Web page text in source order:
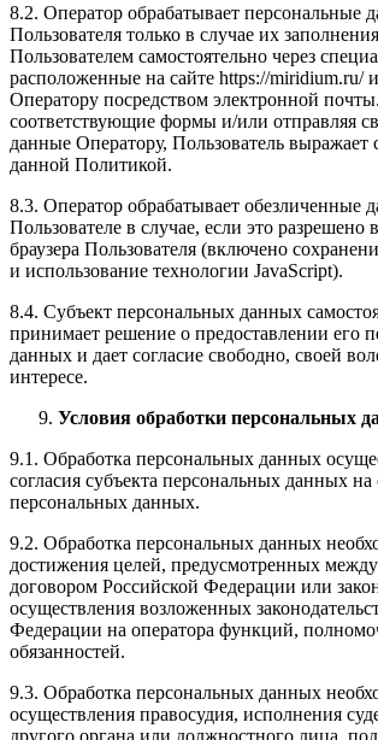
8.2. Оператор обрабатывает персональные
Пользователя только в случае их
Пользователем самостоятельно через
расположенные на сайте https://miridium.ru/
Оператору посредством электронной
соответствующие формы и/или отправляя
данные Оператору, Пользователь выражает
данной Политикой.
8.3. Оператор обрабатывает обезличенные
Пользователе в случае, если это разрешено
браузера Пользователя (включено
и использование технологии JavaScript).
8.4. Субъект персональных данных
принимает решение о предоставлении его
данных и дает согласие свободно, своей
интересе.
Условия обработки персональных
9.1. Обработка персональных данных
согласия субъекта персональных данных на
персональных данных.
9.2. Обработка персональных данных
достижения целей, предусмотренных
договором Российской Федерации или
осуществления возложенных
Федерации на оператора функций,
обязанностей.
9.3. Обработка персональных данных
осуществления правосудия, исполнения
другого органа или должностного лица,